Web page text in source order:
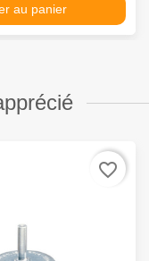
au panier
favorite_border